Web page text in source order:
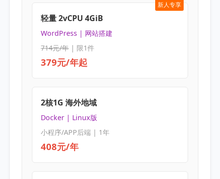
新人专享
轻量 2vCPU 4GiB
WordPress | 网站搭建
714元/年| 限1件
379元/年起
2核1G 海外地域
Docker | Linux版
小程序/APP后端 | 1年
408元/年